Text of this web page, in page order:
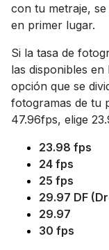
con tu metraje,
en primer lugar.
Si la tasa de
las disponibles
opción que se
fotogramas de tu
47.96fps, elige
23.98 fps
24 fps
25 fps
29.97 DF
29.97
30 fps